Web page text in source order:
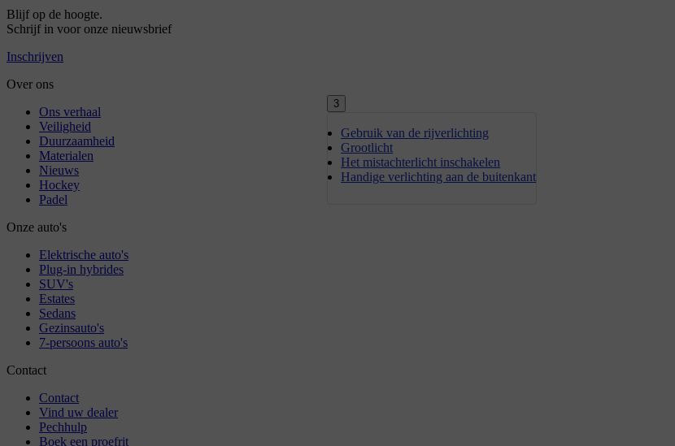
3
Gebruik van de rijverlichting
Grootlicht
Het mistachterlicht inschakelen
Handige verlichting aan de buitenkant